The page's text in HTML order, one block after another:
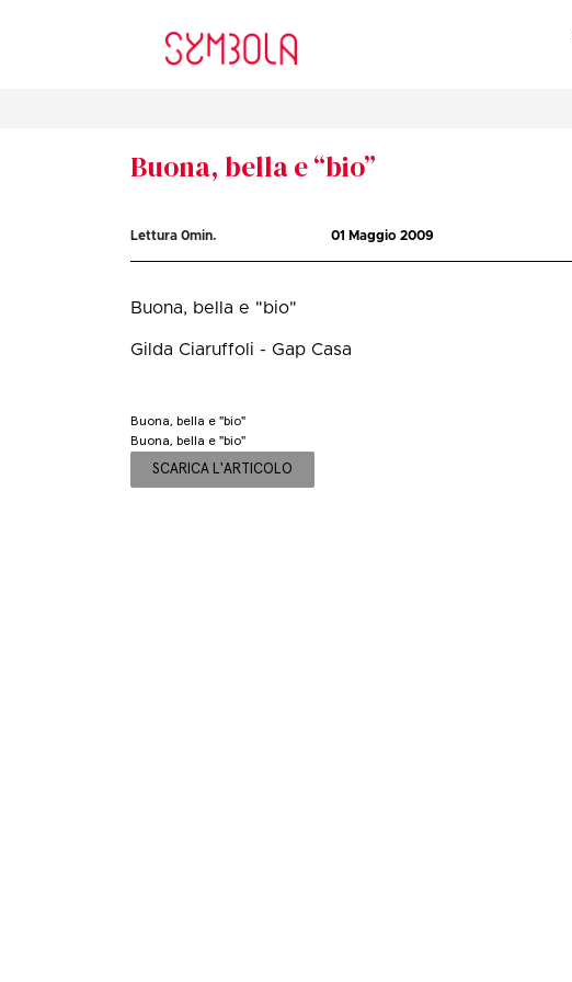
Buona, bella e “bio”
Lettura0min. 01 Maggio 2009
Buona, bella e "bio"
Gilda Ciaruffoli - Gap Casa
Buona, bella e "bio"
Buona, bella e "bio"
SCARICA L'ARTICOLO